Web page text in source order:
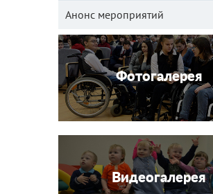
Анонс мероприятий
Фотогалерея
Видеогалерея